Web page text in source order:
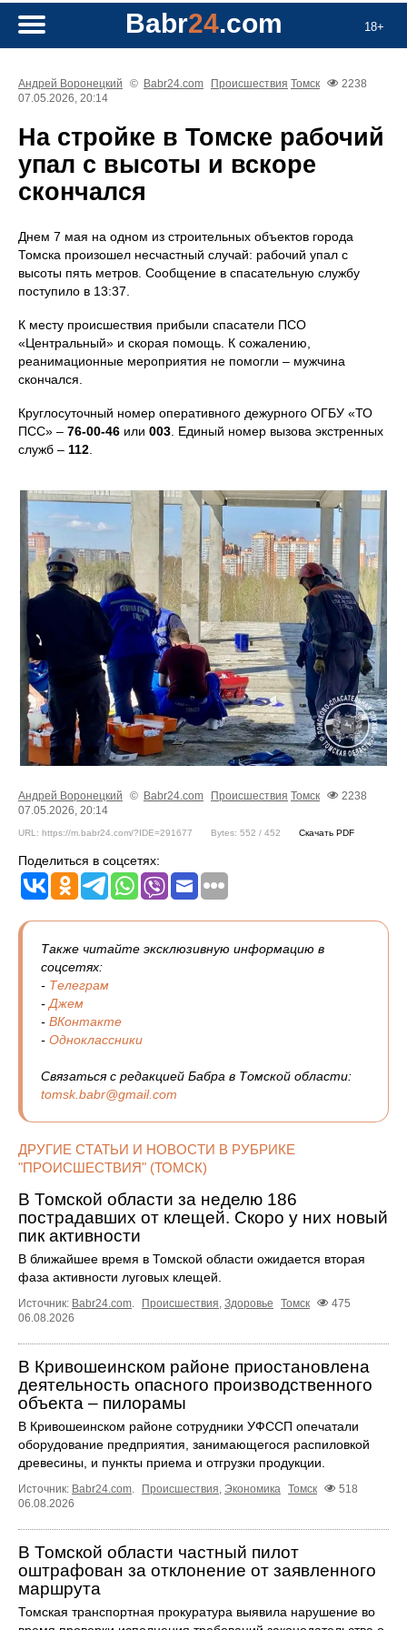
18+
Babr24.com
Андрей Воронецкий © Babr24.com Происшествия Томск
2238
07.05.2026, 20:14
На стройке в Томске рабочий
упал с высоты и вскоре
скончался
Днем 7 мая на одном из строительных объектов города
Томска произошел несчастный случай: рабочий упал с
высоты пять метров. Сообщение в спасательную службу
поступило в 13:37.
К месту происшествия прибыли спасатели ПСО
«Центральный» и скорая помощь. К сожалению,
реанимационные мероприятия не помогли – мужчина
скончался.
Круглосуточный номер оперативного дежурного ОГБУ «ТО
ПСС» – 76-00-46 или 003 . Единый номер вызова экстренных
служб – 112
Андрей Воронецкий © Babr24.com Происшествия Томск
2238
07.05.2026, 20:14
URL: https://m.babr24.com/?IDE=291677 Bytes: 552 / 452 Скачать PDF
Поделиться в соцсетях:
Также читайте эксклюзивную информацию в
соцсетях:
- Телеграм
- Джем
- ВКонтакте
- Одноклассники
Связаться с редакцией Бабра в Томской области:
tomsk.babr@gmail.com
ДРУГИЕ СТАТЬИ И НОВОСТИ В РУБРИКЕ
"ПРОИСШЕСТВИЯ" (ТОМСК)
В Томской области за неделю 186
пострадавших от клещей. Скоро у них новый
пик активности
В ближайшее время в Томской области ожидается вторая
фаза активности луговых клещей.
Источник: Babr24.com. Происшествия, Здоровье Томск
475
06.08.2026
В Кривошеинском районе приостановлена
деятельность опасного производственного
объекта – пилорамы
В Кривошеинском районе сотрудники УФССП опечатали
оборудование предприятия, занимающегося распиловкой
древесины, и пункты приема и отгрузки продукции.
Источник: Babr24.com. Происшествия, Экономика Томск
518
06.08.2026
В Томской области частный пилот
оштрафован за отклонение от заявленного
маршрута
Томская транспортная прокуратура выявила нарушение во